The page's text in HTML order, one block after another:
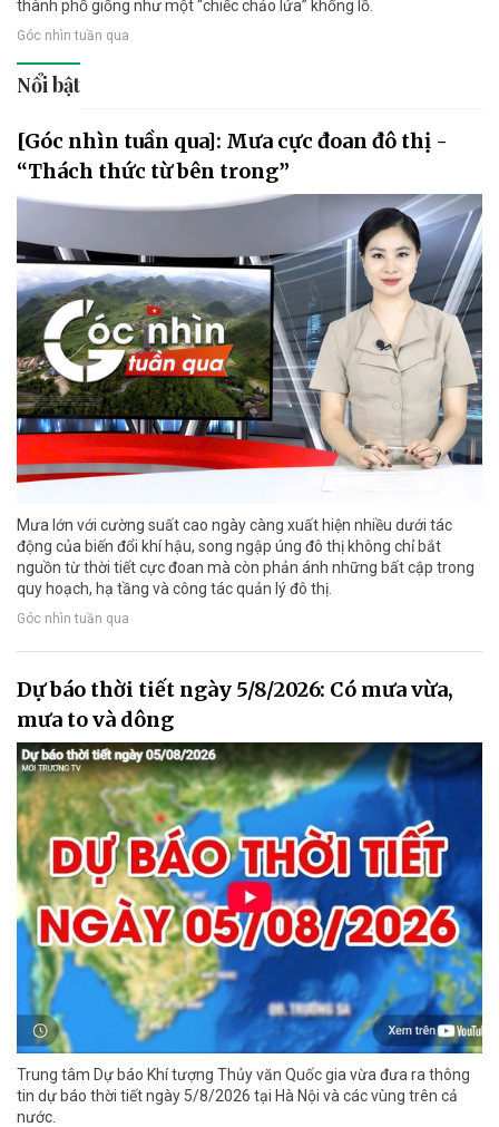
thành phố giống như một “chiếc chảo lửa” khổng lồ.
Góc nhìn tuần qua
Nổi bật
[Góc nhìn tuần qua]: Mưa cực đoan đô thị -
“Thách thức từ bên trong”
Mưa lớn với cường suất cao ngày càng xuất hiện nhiều dưới tác
động của biến đổi khí hậu, song ngập úng đô thị không chỉ bắt
nguồn từ thời tiết cực đoan mà còn phản ánh những bất cập trong
quy hoạch, hạ tầng và công tác quản lý đô thị.
Góc nhìn tuần qua
Dự báo thời tiết ngày 5/8/2026: Có mưa vừa,
mưa to và dông
Trung tâm Dự báo Khí tượng Thủy văn Quốc gia vừa đưa ra thông
tin dự báo thời tiết ngày 5/8/2026 tại Hà Nội và các vùng trên cả
nước.